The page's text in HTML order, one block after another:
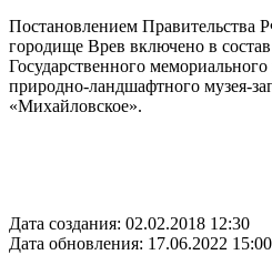
Постановлением Правительства
городище Врев включено в
Государственного
природно-ландшафтного музея-
«Михайловское».
Дата создания: 02.02.2018 12:30
Дата обновления: 17.06.2022 15:00